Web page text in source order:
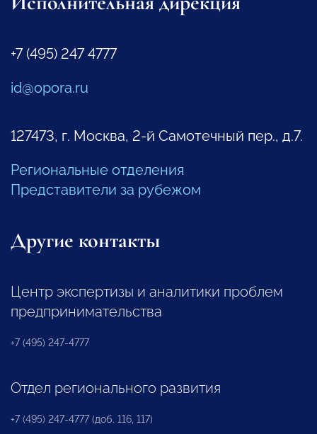
+7 (495) 247 4777
id@opora.ru
127473, г. Москва, 2-й Самотечный пер., д.7.
Региональные отделения
Представители за рубежом
Другие контакты
Центр экспертизы и аналитики проблем
предпринимательства
+7 (495) 247-4777
Отдел регионального развития
+7 (495) 247-4777 (доб. 116, 117)